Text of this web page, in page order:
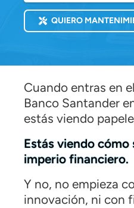
QUIERO
Cuando entras en
Banco Santander
estás viendo
Estás viendo
imperio financiero.
Y no, no empieza
innovación, ni con